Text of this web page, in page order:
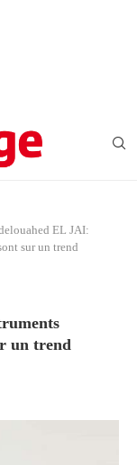
EL JAI:
sur un trend
un trend